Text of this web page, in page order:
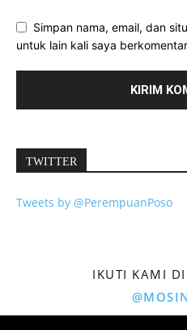
Simpan nama, email, dan
untuk lain kali saya
TWITTER
Tweets by @PerempuanPoso
IKUTI KAMI DI